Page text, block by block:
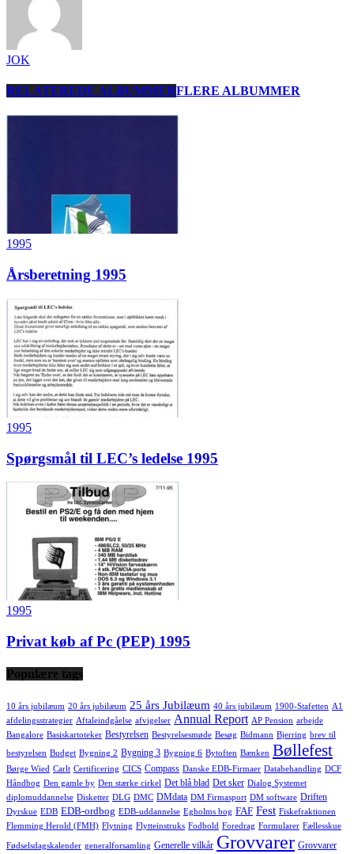
JOK
RELATEREDE ALBUMMERFLERE ALBUMMER
1995
Årsberetning 1995
1995
Spørgsmål til LEC’s ledelse 1995
1995
Privat køb af Pc (PEP) 1995
Populære tags
10 års jubilæum 20 års jubilæum 25 års Jubilæum 40 års jubilæum 1900-Stafetten A1
afdelingsstrategier Aftaleindgåelse afvigelser Annual Report AP Pension arbejde
Bangalore Basiskartoteker Bestyrelsen Bestyrelsesmøde Besøg Bidmann Bjerring brev til
bestyrelsen Budget Bygning 2 Bygning 3 Bygning 6 Bytoften Bænken Bøllefest
Børge Wied Carlt Certificering CICS Compass Danske EDB-Firmaer Databehandling DCF
Håndbog Den gamle by Den stærke cirkel Det blå blad Det sker Dialog Systemet
diplomuddannelse Disketter DLG DMC DMdata DM Firmasport DM software Driften
Dyrskue EDB EDB-ordbog EDB-uddannelse Egholms bog FAF Fest Fiskefraktionen
Flemming Herold (FMH) Flytning Flytteinstruks Fodbold Foredrag Formularer Fællesskue
Fødselsdagskalender generalforsamling Generelle vilkår Grovvarer Grovvarer